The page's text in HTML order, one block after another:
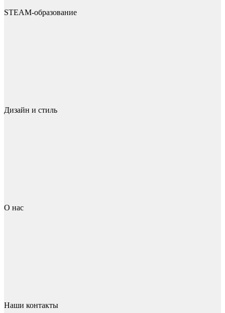
STEAM-образование
Дизайн и стиль
О нас
Наши контакты